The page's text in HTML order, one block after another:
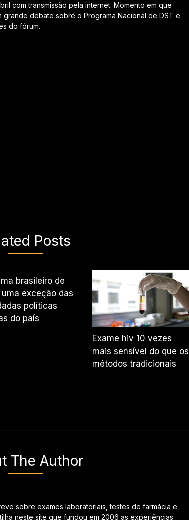
com transmissão pela internet. Momento em que
debate sobre o Programa Nacional de DST e
do fórum.
Posts
brasileiro de
exceção das
políticas
do país
Exame hiv 10 vezes
mais sensível do que os
métodos tradicionais
The Author
sobre exames laboratoriais, testes de farmácia e
neste site que fundou em 2006 as experiências